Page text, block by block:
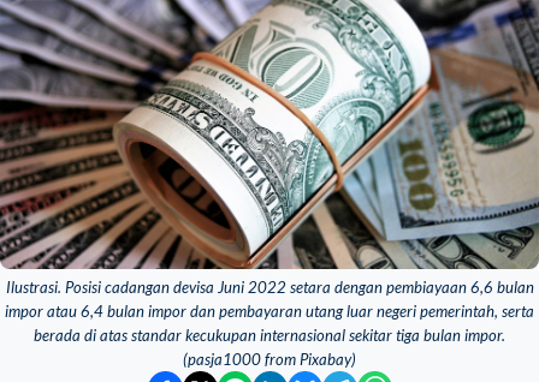
Ilustrasi. Posisi cadangan devisa Juni 2022 setara dengan pembiayaan 6,6 bulan
impor atau 6,4 bulan impor dan pembayaran utang luar negeri pemerintah, serta
berada di atas standar kecukupan internasional sekitar tiga bulan impor.
(pasja1000 from Pixabay)